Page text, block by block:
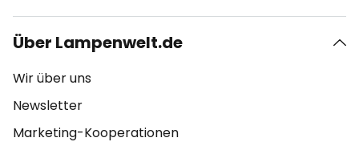
Über Lampenwelt.de
Wir über uns
Newsletter
Marketing-Kooperationen